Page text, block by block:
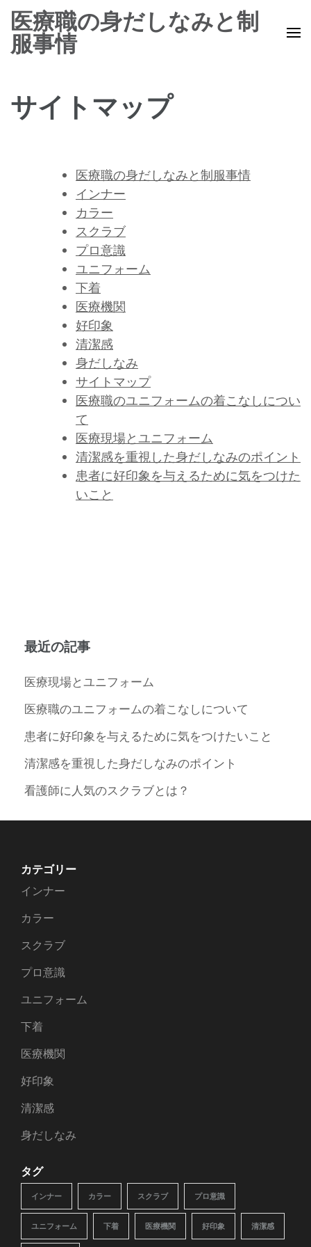
へ
医療職の身だしなみと制
服事情
サイトマップ
医療職の身だしなみと制服事情
インナー
カラー
スクラブ
プロ意識
ユニフォーム
下着
医療機関
好印象
清潔感
身だしなみ
サイトマップ
医療職のユニフォームの着こなしについ
て
医療現場とユニフォーム
清潔感を重視した身だしなみのポイント
患者に好印象を与えるために気をつけた
いこと
最近の記事
医療現場とユニフォーム
医療職のユニフォームの着こなしについて
患者に好印象を与えるために気をつけたいこと
清潔感を重視した身だしなみのポイント
看護師に人気のスクラブとは？
カテゴリー
インナー
カラー
スクラブ
プロ意識
ユニフォーム
下着
医療機関
好印象
清潔感
身だしなみ
タグ
インナー カラー スクラブ プロ意識
ユニフォーム 下着 医療機関 好印象 清潔感